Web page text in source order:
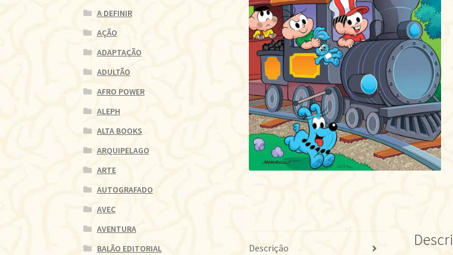
Descrição
A DEFINIR
AÇÃO
ADAPTAÇÃO
ADULTÃO
AFRO POWER
ALEPH
ALTA BOOKS
ARQUIPELAGO
ARTE
AUTOGRAFADO
AVEC
AVENTURA
BALÃO EDITORIAL